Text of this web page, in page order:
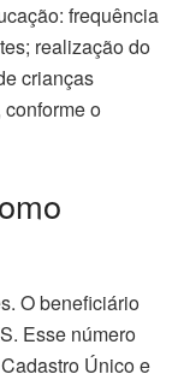
frequência
realização do
crianças
o
O beneficiário
Esse número
Único e